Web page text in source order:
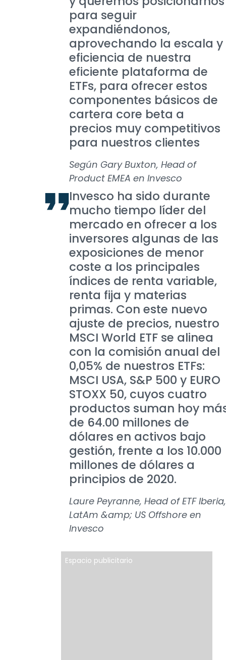
para seguir
expandiéndonos,
aprovechando la escala y
eficiencia de nuestra
eficiente plataforma de
ETFs, para ofrecer estos
componentes básicos de
cartera core beta a
precios muy competitivos
para nuestros clientes
Según Gary Buxton, Head of
Product EMEA en Invesco
Invesco ha sido durante
mucho tiempo líder del
mercado en ofrecer a los
inversores algunas de las
exposiciones de menor
coste a los principales
índices de renta variable,
renta fija y materias
primas. Con este nuevo
ajuste de precios, nuestro
MSCI World ETF se alinea
con la comisión anual del
0,05% de nuestros ETFs:
MSCI USA, S&P 500 y EURO
STOXX 50, cuyos cuatro
productos suman hoy
de 64.00 millones de
dólares en activos bajo
gestión, frente a los 10.000
millones de dólares a
principios de 2020.
Laure Peyranne, Head of ETF Iberia,
LatAm &amp; US Offshore en
Invesco
Espacio publicitario